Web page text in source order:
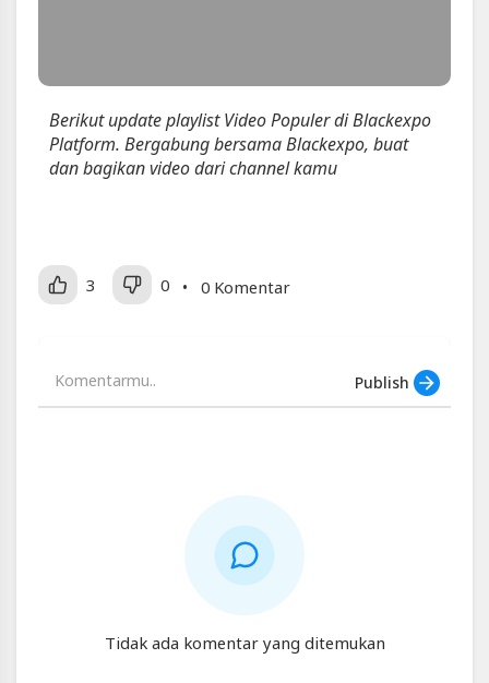
Video
Video
Populer
Platform
Berbagi
Artikel
Berikut update playlist Video Populer di Blackexpo
Platform. Bergabung bersama Blackexpo, buat
dan bagikan video dari channel kamu
3 0 • 0 Komentar
Publish
Tidak ada komentar yang ditemukan